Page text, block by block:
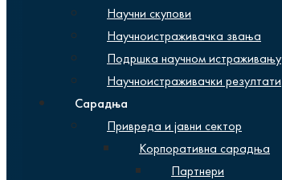
Научни скупови
Научноистраживачка звања
Подршка научном истраживању
Научноистраживачки резултати
Сарадња
Привреда и јавни сектор
Корпоративна сарадња
Партнери